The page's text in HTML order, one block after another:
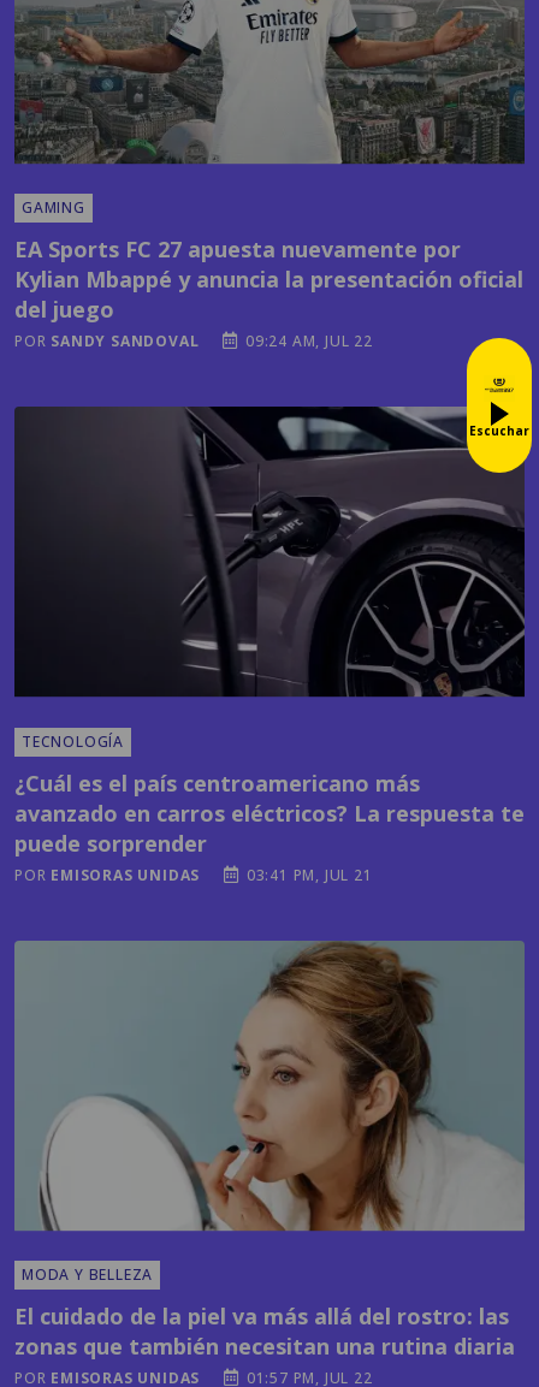
GAMING
EA Sports FC 27 apuesta nuevamente por
Kylian Mbappé y anuncia la presentación oficial
del juego
POR SANDY SANDOVAL 09:24 AM, JUL 22
TECNOLOGÍA
¿Cuál es el país centroamericano más
avanzado en carros eléctricos? La respuesta te
puede sorprender
POR EMISORAS UNIDAS 03:41 PM, JUL 21
MODA Y BELLEZA
El cuidado de la piel va más allá del rostro: las
zonas que también necesitan una rutina diaria
POR EMISORAS UNIDAS 01:57 PM, JUL 22
Escuchar